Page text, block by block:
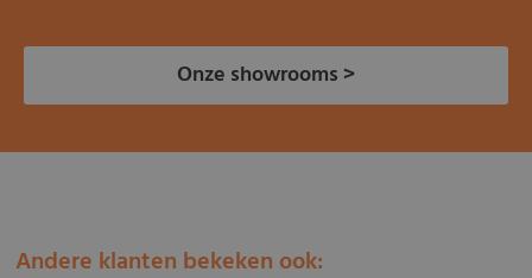
Onze showrooms >
Andere klanten bekeken ook: